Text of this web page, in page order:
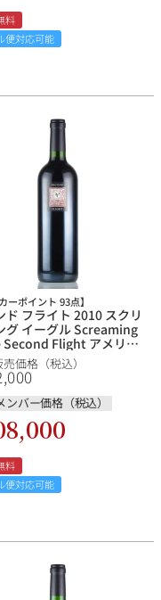
料
便対応可能
ーポイント 93点】
ド フライト 2010 スクリ
グ イーグル Screaming
Second Flight アメリカ
ォルニア 赤ワイン
価格（税込）
ンバー価格（税込）
料
便対応可能